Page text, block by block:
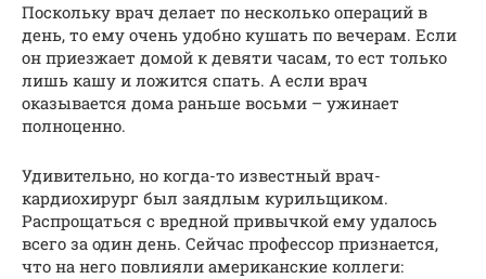
Поскольку врач делает по несколько операций в
день, то ему очень удобно кушать по вечерам. Если
он приезжает домой к девяти часам, то ест только
лишь кашу и ложится спать. А если врач
оказывается дома раньше восьми – ужинает
полноценно.
Удивительно, но когда-то известный врач-
кардиохирург был заядлым курильщиком.
Распрощаться с вредной привычкой ему удалось
всего за один день. Сейчас профессор признается,
что на него повлияли американские коллеги: